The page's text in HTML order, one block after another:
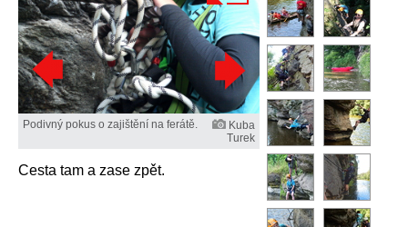
Podivný pokus o zajištění na ferátě.
Kuba
Turek
Cesta tam a zase zpět.